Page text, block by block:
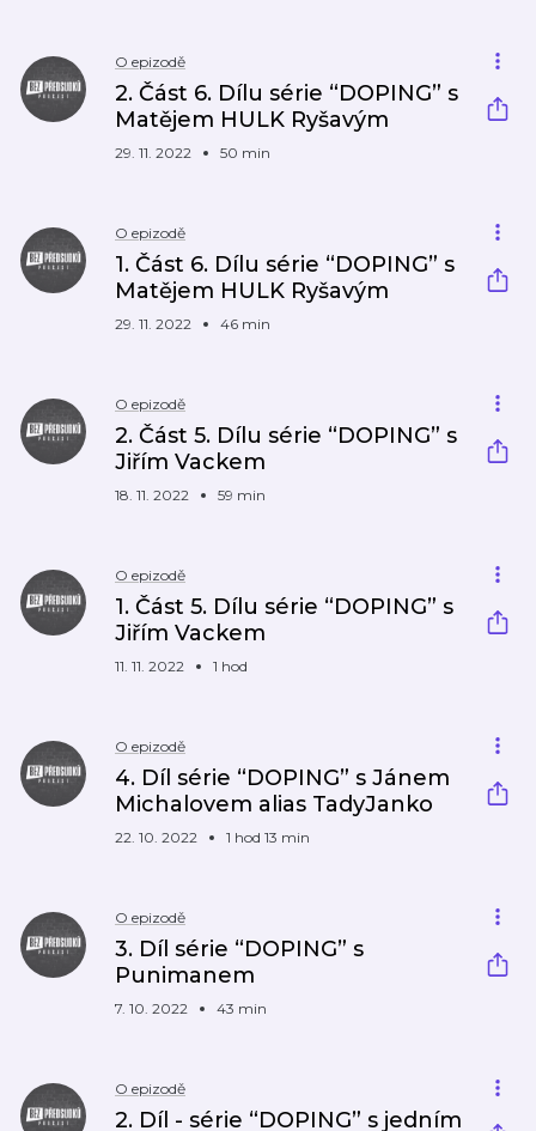
O epizodě
2. Část 6. Dílu série “DOPING” s
Matějem HULK Ryšavým
29. 11. 2022 50 min
O epizodě
1. Část 6. Dílu série “DOPING” s
Matějem HULK Ryšavým
29. 11. 2022 46 min
O epizodě
2. Část 5. Dílu série “DOPING” s
Jiřím Vackem
18. 11. 2022 59 min
O epizodě
1. Část 5. Dílu série “DOPING” s
Jiřím Vackem
11. 11. 2022 1 hod
O epizodě
4. Díl série “DOPING” s Jánem
Michalovem alias TadyJanko
22. 10. 2022 1 hod 13 min
O epizodě
3. Díl série “DOPING” s
Punimanem
7. 10. 2022 43 min
O epizodě
2. Díl - série “DOPING” s jedním